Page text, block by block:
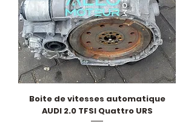
Boite de vitesses automatique
AUDI 2.0 TFSI Quattro URS